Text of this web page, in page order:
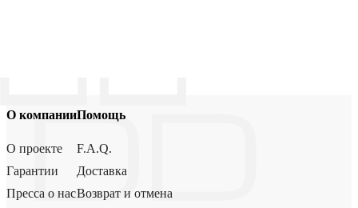
О компании
О проекте
Гарантии
Пресса о нас
Помощь
F.A.Q.
Доставка
Возврат и отмена